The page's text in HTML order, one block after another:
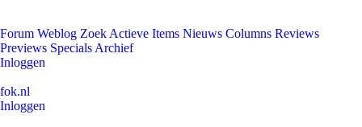
Forum Weblog Zoek Actieve Items Nieuws Columns Reviews
Previews Specials Archief
Inloggen
fok.nl
Inloggen